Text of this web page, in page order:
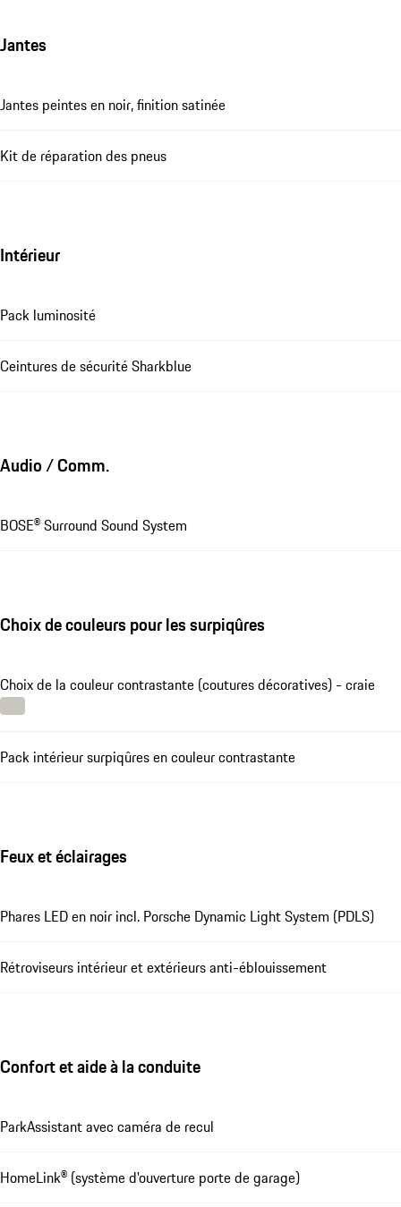
Jantes
Jantes peintes en noir, finition satinée
Kit de réparation des pneus
Intérieur
Pack luminosité
Ceintures de sécurité Sharkblue
Audio / Comm.
BOSE® Surround Sound System
Choix de couleurs pour les surpiqûres
Choix de la couleur contrastante (coutures décoratives) - craie
Pack intérieur surpiqûres en couleur contrastante
Feux et éclairages
Phares LED en noir incl. Porsche Dynamic Light System (PDLS)
Rétroviseurs intérieur et extérieurs anti-éblouissement
Confort et aide à la conduite
ParkAssistant avec caméra de recul
HomeLink® (système d'ouverture porte de garage)